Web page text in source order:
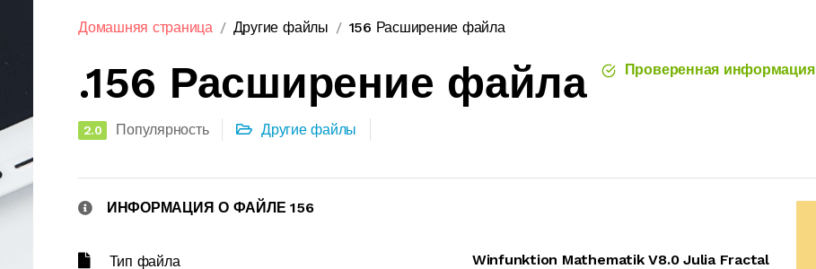
Домашняя страница Другие файлы 156 Расширение файла
.156 Расширение файла Проверенная информация
2.0 Популярность Другие файлы
ИНФОРМАЦИЯ О ФАЙЛЕ 156
Тип файла Winfunktion Mathematik V8.0 Julia Fractal